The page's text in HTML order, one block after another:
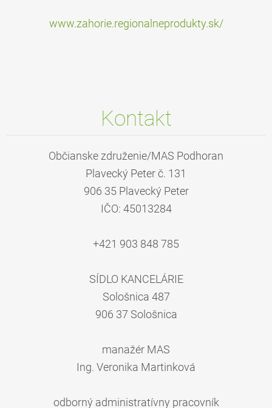
www.zahorie.regionalneprodukty.sk/
Kontakt
Občianske združenie/MAS Podhoran
Plavecký Peter č. 131
906 35 Plavecký Peter
IČO: 45013284
+421 903 848 785
SÍDLO KANCELÁRIE
Sološnica 487
906 37 Sološnica
manažér MAS
Ing. Veronika Martinková
odborný administratívny pracovník